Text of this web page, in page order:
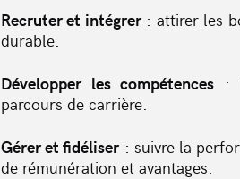
Recruter et intégrer: attirer les
durable.
Développer les compétences :
parcours de carrière.
Gérer et fidéliser: suivre la
de rémunération et avantages.